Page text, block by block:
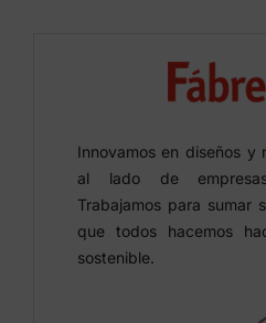
Innovamos en diseños y
al lado de
Trabajamos para sumar
que todos hacemos
sostenible.